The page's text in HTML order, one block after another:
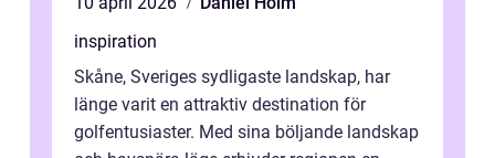
inspiration
Skåne, Sveriges sydligaste landskap, har
länge varit en attraktiv destination för
golfentusiaster. Med sina böljande landskap